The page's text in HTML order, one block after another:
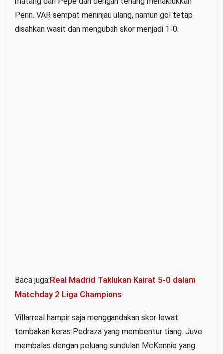
Perin. VAR sempat meninjau ulang, namun gol tetap
disahkan wasit dan mengubah skor menjadi 1-0.
Baca juga:Real Madrid Taklukan Kairat 5-0 dalam
Matchday 2 Liga Champions
Villarreal hampir saja menggandakan skor lewat
tembakan keras Pedraza yang membentur tiang. Juve
membalas dengan peluang sundulan McKennie yang